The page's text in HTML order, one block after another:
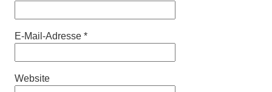
E-Mail-Adresse *
Website